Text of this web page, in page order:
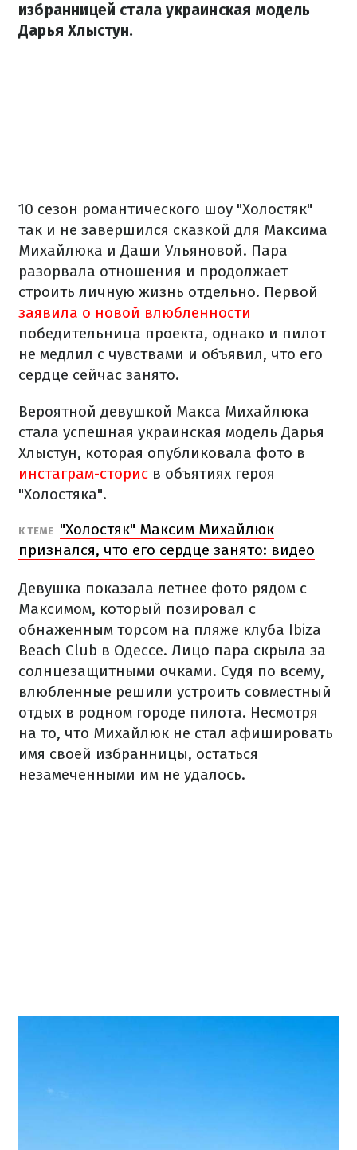
избранницей стала украинская модель
Дарья Хлыстун.
10 сезон романтического шоу "Холостяк"
так и не завершился сказкой для Максима
Михайлюка и Даши Ульяновой. Пара
разорвала отношения и продолжает
строить личную жизнь отдельно. Первой
заявила о новой влюбленности
победительница проекта, однако и пилот
не медлил с чувствами и объявил, что его
сердце сейчас занято.
Вероятной девушкой Макса Михайлюка
стала успешная украинская модель Дарья
Хлыстун, которая опубликовала фото в
инстаграм-сторис в объятиях героя
"Холостяка".
К ТЕМЕ "Холостяк" Максим Михайлюк
признался, что его сердце занято: видео
Девушка показала летнее фото рядом с
Максимом, который позировал с
обнаженным торсом на пляже клуба Ibiza
Beach Club в Одессе. Лицо пара скрыла за
солнцезащитными очками. Судя по всему,
влюбленные решили устроить совместный
отдых в родном городе пилота. Несмотря
на то, что Михайлюк не стал афишировать
имя своей избранницы, остаться
незамеченными им не удалось.